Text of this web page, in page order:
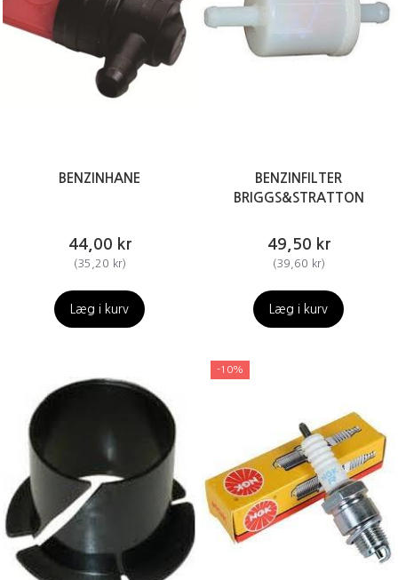
BENZINHANE
44,00 kr
(35,20 kr)
Læg i kurv
BENZINFILTER
BRIGGS&STRATTON
49,50 kr
(39,60 kr)
Læg i kurv
-10%